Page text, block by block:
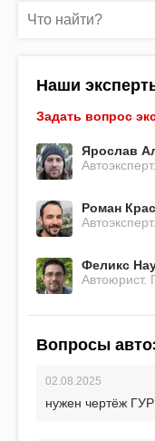
Наши
Задать вопрос
Ярослав
Роман
Феликс
Автоюрист.
Вопросы
02.08.2025
нужен чертёж